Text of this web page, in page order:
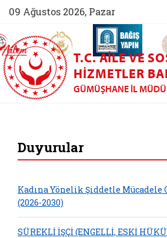
09 Ağustos 2026, Pazar
(yeni sekmede açılır)
AİLEM İletişim Merkezi (yeni sekmede
Aile ve Nüfus On Yılı (yeni
T.C. AILE VE
HIZMETLER
GÜMÜŞHANE İL
Duyurular
Kadına Yönelik Şiddetle Mücadele
(2026-2030)
SÜREKLİ İŞÇİ (ENGELLİ, ESKİ